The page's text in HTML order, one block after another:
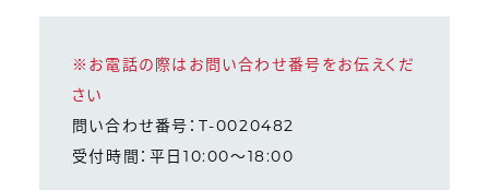
※お電話の際はお問い合わせ番号をお伝えくだ
さい
問い合わせ番号：T-0020482
受付時間：平日10:00～18:00